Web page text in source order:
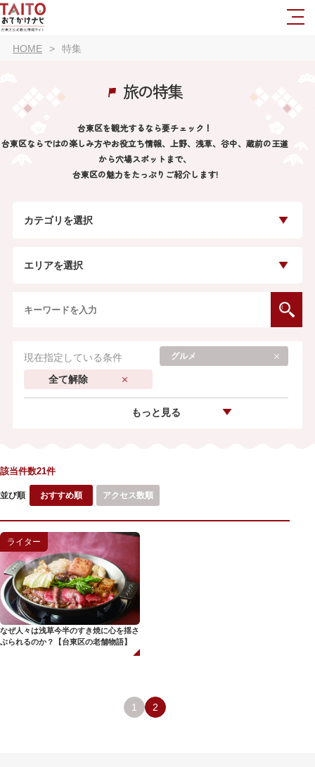
HOME 特集
旅の特集
台東区を観光するなら要チェック！
台東区ならではの楽しみ方やお役立ち情報、上野、浅草、谷中、蔵前の王道
から穴場スポットまで、
台東区の魅力をたっぷりご紹介します!
カテゴリを選択
エリアを選択
現在指定している条件 グルメ
全て解除
もっと見る
該当件数21件
並び順 おすすめ順 アクセス数順
ライター
なぜ人々は浅草今半のすき焼に心を揺さ
ぶられるのか？【台東区の老舗物語】
1 2